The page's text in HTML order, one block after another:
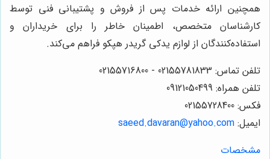
همچنین ارائه خدمات پس از فروش و پشتیبانی فنی توسط
کارشناسان متخصص، اطمینان خاطر را برای خریداران و
استفاده‌کنندگان از لوازم يدكى گريدر هپكو فراهم می‌کند.
تلفن تماس: 02155781833 - 02155716800
تلفن همراه: 09121050499
فکس: 02155728400
ایمیل: saeed.davaran@yahoo.com
مشخصات